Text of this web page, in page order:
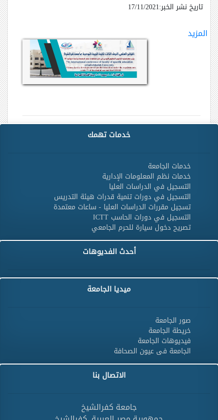
تاريخ نشر الخبر:17/11/2021
المزيد
خدمات تهمك
خدمات الجامعة
خدمات نظم المعلومات الإدارية
التسجيل في الدراسات العليا
التسجيل في دورات تنمية قدرات هيئة التدريس
تسجيل مقررات الدراسات العليا - ساعات معتمدة
التسجيل في دورات الحاسب ICTT
تصريح دخول سيارة للحرم الجامعي
أحدث الفديوهات
ميديا الجامعة
صور الجامعة
خريطة الجامعة
فيديوهات الجامعة
الجامعة فى عيون الصحافة
الاتصال بنا
جامعة كفرالشيخ